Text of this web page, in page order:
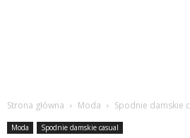
Strona główna Moda Spodnie damskie
Moda Spodnie damskie casual